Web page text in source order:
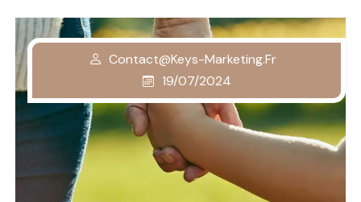
Contact@keys-Marketing.fr
19/07/2024